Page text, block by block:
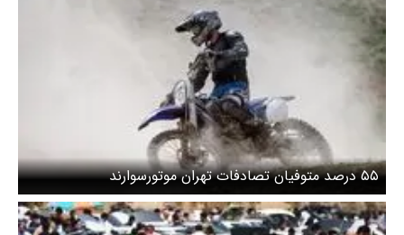
۵۵ درصد متوفیان تصادفات تهران موتورسوارند